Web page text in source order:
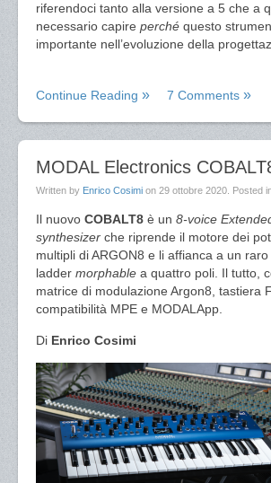
riferendoci tanto alla versione a 5 che a
necessario capire perché questo
importante nell’evoluzione della
Continue Reading 7 Comments
MODAL Electronics
Written by Enrico Cosimi on 29 ottobre 2020 . Posted
Il nuovo COBALT8 è un 8-voice
synthesizer che riprende il motore dei
multipli di ARGON8 e li affianca a un
ladder morphable a quattro poli. Il tutto,
matrice di modulazione Argon8, tastiera
compatibilità MPE e MODALApp.
Di Enrico Cosimi